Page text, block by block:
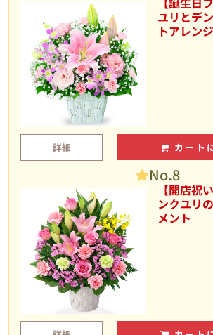
ユリとデ
トアレン
詳細 カート
No.8
【開店祝
ンクユリ
メント